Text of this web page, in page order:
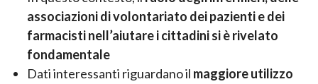
associazioni di volontariato dei pazienti e dei
farmacisti nell’aiutare i cittadini si è rivelato
fondamentale
Dati interessanti riguardano il maggiore utilizzo